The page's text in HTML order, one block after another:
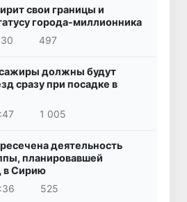
свои границы и
города-миллионника
497
должны будут
сразу при посадке в
1 005
деятельность
планировавшей
в Сирию
525